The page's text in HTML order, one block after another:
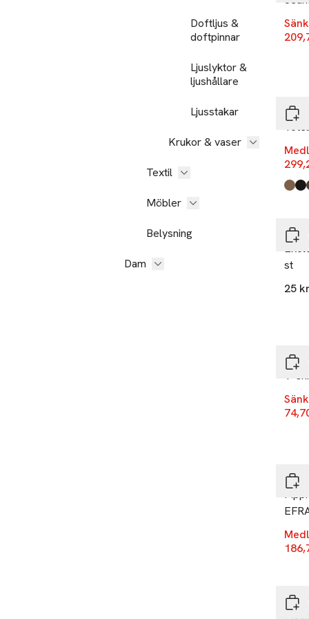
Doftljus &
doftpinnar
Ljuslyktor &
ljushållare
Ljusstakar
Krukor & vaser
Textil
Möbler
Belysning
Dam
Å
Black
st
25 kr
T-
PIPPI